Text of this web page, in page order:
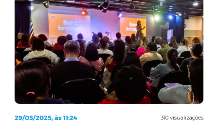
310 visualizações
29/05/2025, às 11:24